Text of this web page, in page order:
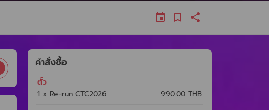
คำสั่งซื้อ
ตั๋ว
1 x Re-run​ CTC2026
990.00 THB